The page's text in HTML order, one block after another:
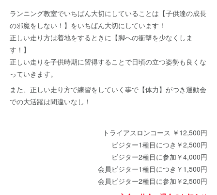
ランニング教室でいちばん大切にしていることは【子供達の成長
の邪魔をしない！】をいちばん大切にしています！
正しい走り方は着地をするときに【脚への衝撃を少なくしま
す！】
正しい走りを子供時期に習得することで日頃の立つ姿勢も良くな
っていきます。
また、正しい走り方で練習をしていく事で【体力】がつき運動会
での大活躍は間違いなし！
トライアスロンコース ￥12,500円
ビジター1種目につき￥2,500円
ビジター2種目に参加￥4,000円
会員ビジター1種目につき￥1,500円
会員ビジター2種目に参加￥2,500円